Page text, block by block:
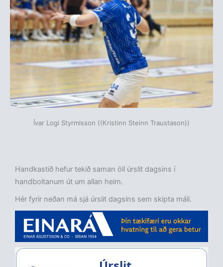
Ívar Logi Styrmisson ((Kristinn Steinn Traustason))
Handkastið hefur tekið saman öll úrslit dagsins í
handboltanum út um allan heim.
Hér fyrir neðan má sjá úrslit dagsins sem skipta máli.